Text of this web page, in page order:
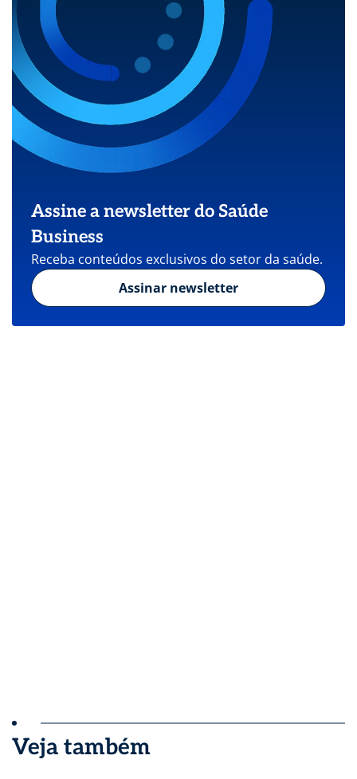
Assine a newsletter do Saúde
Business
Receba conteúdos exclusivos do setor da saúde.
Assinar newsletter
Veja também